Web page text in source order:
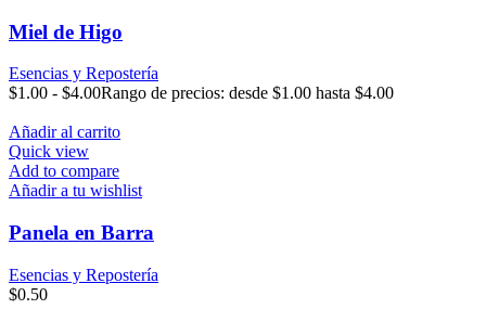
Miel de Higo
Esencias y Repostería
$1.00 - $4.00Rango de precios: desde $1.00 hasta $4.00
Añadir al carrito
Quick view
Add to compare
Añadir a tu wishlist
Panela en Barra
Esencias y Repostería
$0.50